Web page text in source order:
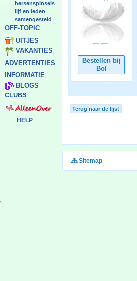
hersenspinsels
lijf en leden
samengesteld
OFF-TOPIC
UITJES
VAKANTIES
ADVERTENTIES
INFORMATIE
BLOGS
CLUBS
HELP
Bestellen bij
Bol
Terug naar de lijst
Sitemap